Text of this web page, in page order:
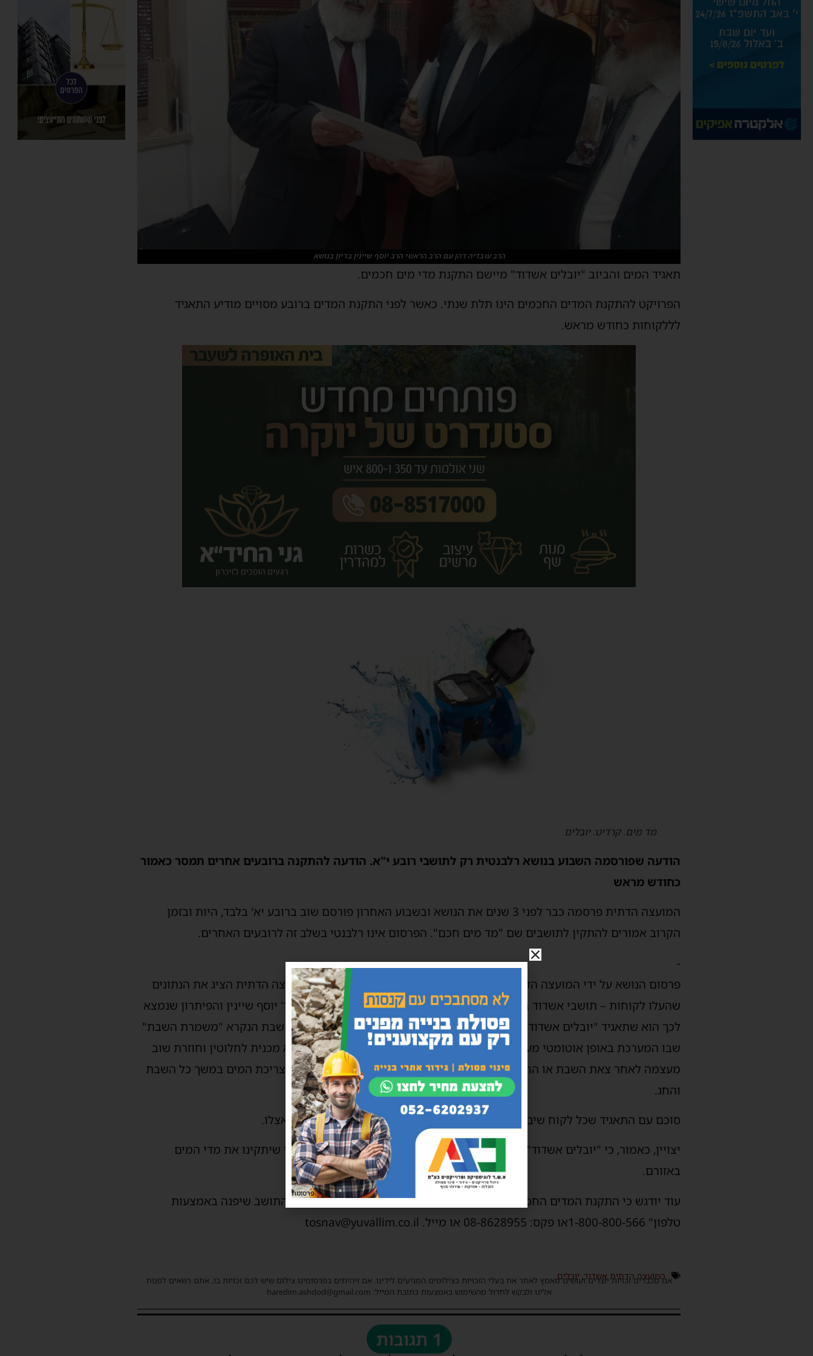
הרב עובדיה דהן עם הרב הראשי הרב יוסף שיינין בדיון בנושא
תאגיד המים והביוב "יובלים אשדוד" מיישם התקנת מדי מים חכמים.
הפרויקט להתקנת המדים החכמים הינו תלת שנתי. כאשר לפני התקנת המדים ברובע מסויים מודיע התאגיד
לללקוחות כחודש מראש.
מד מים. קרדיט: יובלים
הודעה שפורסמה השבוע בנושא רלבנטית רק לתושבי רובע י"א. הודעה להתקנה ברובעים אחרים תמסר כאמור
כחודש מראש
המועצה הדתית פרסמה כבר לפני 3 שנים את הנושא ובשבוע האחרון פורסם שוב ברובע יא' בלבד, היות ובזמן
הקרוב אמורים להתקין לתושבים שם "מד מים חכם". הפרסום אינו רלבנטי בשלב זה לרובעים האחרים.
-
פרסום הנושא על ידי המועצה הדתית בעבר עלה לאחר שהרב עובדיה דהן יו"ר המועצה הדתית הציג את הנתונים
שהעלו לקוחות – תושבי אשדוד בנושא חשש לחילול שבת, בפני הרב הראשי הרה"ג ר' יוסף שיינין והפיתרון שנמצא
לכך הוא שתאגיד "יובלים אשדוד" יתקין מדי מים חכמים מהודר ללא כל חשש חילול שבת הנקרא "משמרת השבת"
שבו המערכת באופן אוטומטי מערב שבת או חג עוברת למצב שבת וכל הפעילות היא מכנית לחלוטין וחוזרת שוב
מעצמה לאחר צאת השבת או החג למצב חול שאז מתבצעת הקריאה הדיגיטלית של צריכת המים במשך כל השבת
והחג.
סוכם עם התאגיד שכל לקוח שיבקש את המד המהודר של "משמרת השבת", יתקינו אצלו.
יצויין, כאמור, כי "יובלים אשדוד" תוציא הודעה מסודרת לכל רובע ורובע כחודש לפני שיתקינו את מדי המים
באזורם.
עוד יודגש כי התקנת המדים החכמים הינה ללא תשלום ועל כך צריכה להיות פניה מהתושב שיפנה באמצעות
טלפון" 1-800-800-566או פקס: 08-8628955 או מייל. tosnav@yuvallim.co.il
המועצה הדתית אשדוד, יובלים
אנו מכבדים זכויות יוצרים ועושים מאמץ לאתר את בעלי הזכויות בצילומים המגיעים לידינו. אם זיהיתים בפרסומינו צילום שיש לכם זכויות בו, אתם רשאים לפנות
אלינו ולבקש לחדול מהשימוש באמצעות כתובת המייל: haredim.ashdod@gmail.com
1 תגובות
פרסומת